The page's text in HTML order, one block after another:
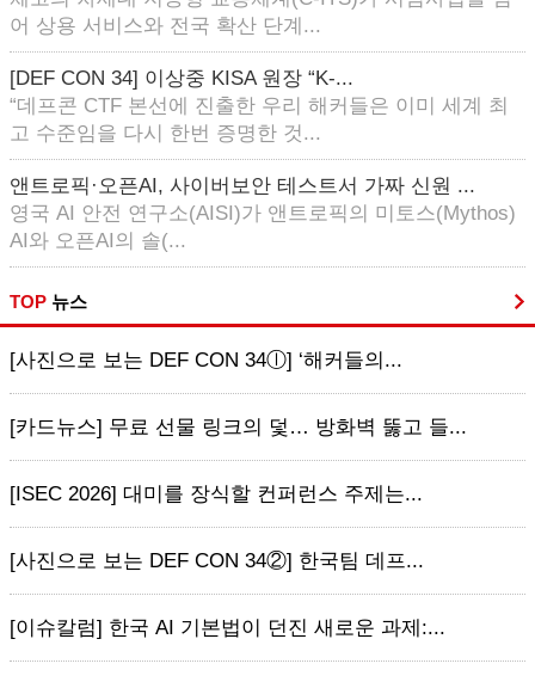
어 상용 서비스와 전국 확산 단계...
[DEF CON 34] 이상중 KISA 원장 “K-...
“데프콘 CTF 본선에 진출한 우리 해커들은 이미 세계 최
고 수준임을 다시 한번 증명한 것...
앤트로픽·오픈AI, 사이버보안 테스트서 가짜 신원 ...
영국 AI 안전 연구소(AISI)가 앤트로픽의 미토스(Mythos)
AI와 오픈AI의 솔(...
TOP 뉴스
[사진으로 보는 DEF CON 34ⓛ] ‘해커들의...
[카드뉴스] 무료 선물 링크의 덫… 방화벽 뚫고 들...
[ISEC 2026] 대미를 장식할 컨퍼런스 주제는...
[사진으로 보는 DEF CON 34②] 한국팀 데프...
[이슈칼럼] 한국 AI 기본법이 던진 새로운 과제:...